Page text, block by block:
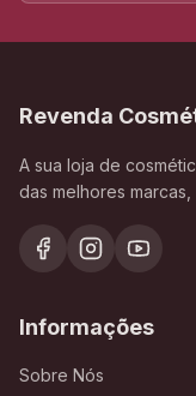
Revenda
A sua loja de
das melhores
Informações
Sobre Nós